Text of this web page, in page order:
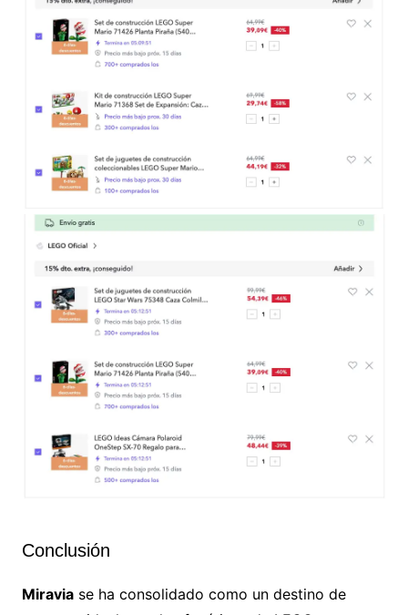
Conclusión
Miraviase ha consolidado como un destino de